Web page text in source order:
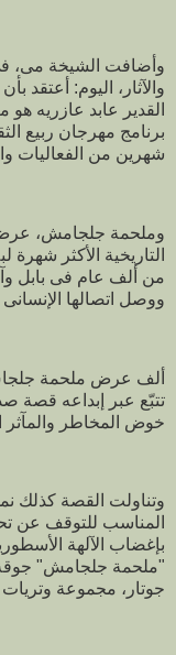
وأضافت الشيخة مى،
والآثار، اليوم:
القدير عابد عازريه
برنامج مهرجان ربيع
شهرين من الفعاليات
وملحمة جلجامش،
التاريخية الأكثر شهرة
من ألف عام فى بابل
ووصل اتصالها
ألف عرض ملحمة
تتبّع عبر إبداعه
خوض المخاطر والمآثر
وتناولت القصة كذلك
المناسب للتوقف عن
بإغضاب الآلهة
"ملحمة جلجامش" جوقة
جوتار، مجموعة